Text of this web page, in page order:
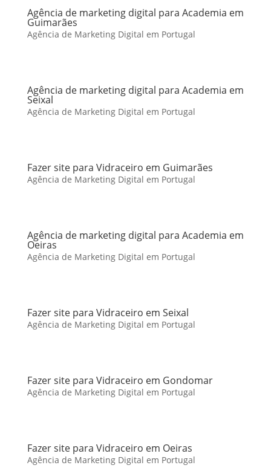
Agência de marketing digital para Academia em
Guimarães
Agência de Marketing Digital em Portugal
Agência de marketing digital para Academia em
Seixal
Agência de Marketing Digital em Portugal
Fazer site para Vidraceiro em Guimarães
Agência de Marketing Digital em Portugal
Agência de marketing digital para Academia em
Oeiras
Agência de Marketing Digital em Portugal
Fazer site para Vidraceiro em Seixal
Agência de Marketing Digital em Portugal
Fazer site para Vidraceiro em Gondomar
Agência de Marketing Digital em Portugal
Fazer site para Vidraceiro em Oeiras
Agência de Marketing Digital em Portugal